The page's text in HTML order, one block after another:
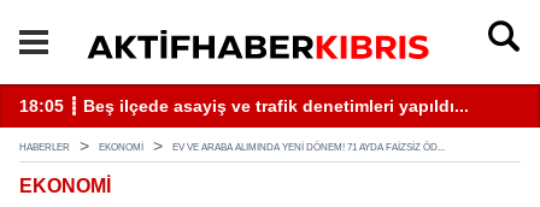
18:05 ┋ Beş ilçede asayiş ve trafik denetimleri yapıldı...
HABERLER EKONOMI EV VE ARABA ALIMINDA YENI DÖNEM! 71 AYDA FAIZSIZ ÖD...
EKONOMI